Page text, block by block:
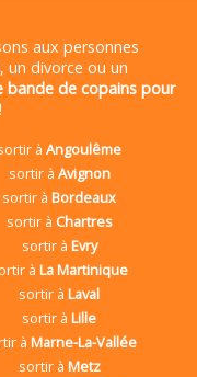
aux personnes
, un divorce ou un
bande de copains pour
àAngoulême
sortir à Avignon
sortir àBordeaux
sortir à Chartres
sortir à Evry
àLa Martinique
sortir àLaval
sortir àLille
àMarne-La-Vallée
sortir à Metz